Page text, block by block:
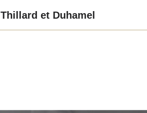
Thillard et Duhamel